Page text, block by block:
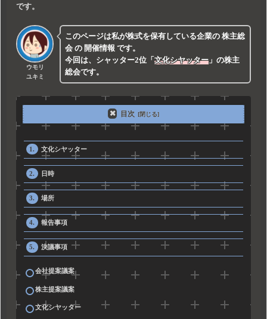
です。
ウモリ
ユキミ
このページは私が株式を保有している企業の株主総
会 の 開催情報 です。
今回は、シャッター2位 「文化シヤッター 」の株主
総会です。
目次
文化シヤッター
日時
場所
報告事項
決議事項
会社提案議案
株主提案議案
文化シヤッター